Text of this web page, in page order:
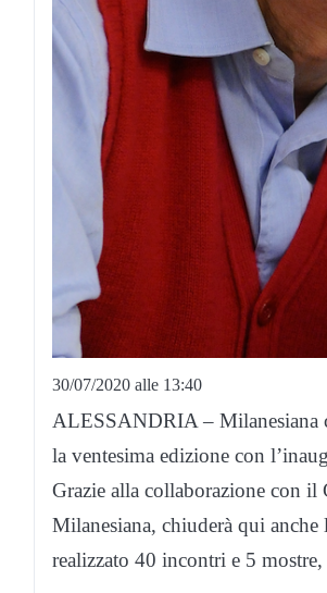
30/07/2020 alle 13:40
ALESSANDRIA – Milanesiana
la ventesima edizione con
Grazie alla collaborazione con il
Milanesiana, chiuderà qui
realizzato 40 incontri e 5